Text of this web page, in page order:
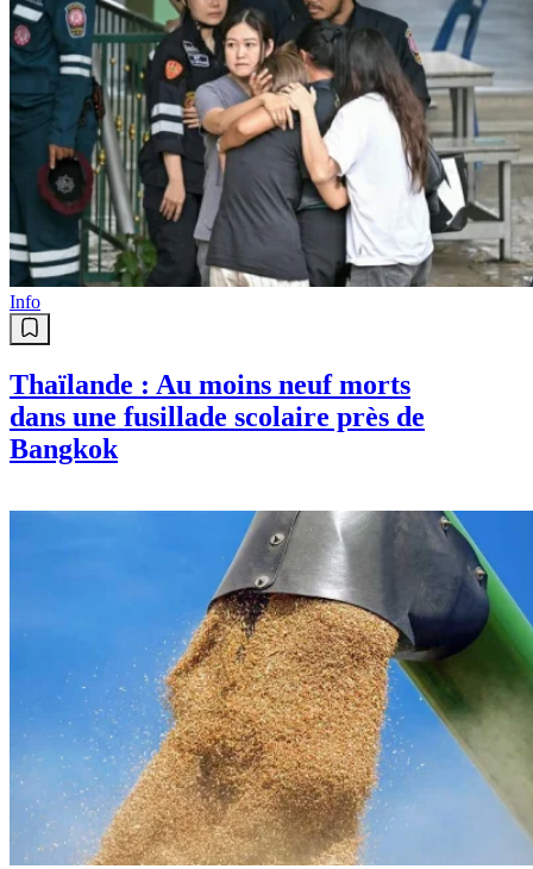
Info
Thaïlande : Au moins neuf morts
dans une fusillade scolaire près de
Bangkok